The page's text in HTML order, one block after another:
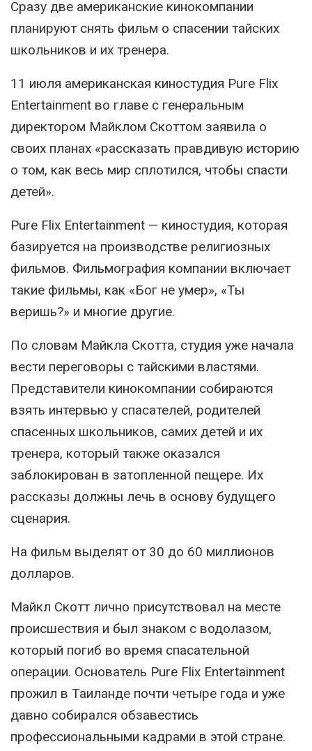
Сразу две американские кинокомпании
планируют снять фильм о спасении тайских
школьников и их тренера.
11 июля американская киностудия Pure Flix
Entertainment во главе с генеральным
директором Майклом Скоттом заявила о
своих планах «рассказать правдивую историю
о том, как весь мир сплотился, чтобы спасти
детей».
Pure Flix Entertainment — киностудия, которая
базируется на производстве религиозных
фильмов. Фильмография компании включает
такие фильмы, как «Бог не умер», «Ты
веришь?» и многие другие.
По словам Майкла Скотта, студия уже начала
вести переговоры с тайскими властями.
Представители кинокомпании собираются
взять интервью у спасателей, родителей
спасенных школьников, самих детей и их
тренера, который также оказался
заблокирован в затопленной пещере. Их
рассказы должны лечь в основу будущего
сценария.
На фильм выделят от 30 до 60 миллионов
долларов.
Майкл Скотт лично присутствовал на месте
происшествия и был знаком с водолазом,
который погиб во время спасательной
операции. Основатель Pure Flix Entertainment
прожил в Таиланде почти четыре года и уже
давно собирался обзавестись
профессиональными кадрами в этой стране.